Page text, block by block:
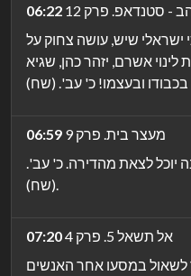
06:22
- סטנדאפ. פרק 12
שיש, עושה צחוק על
אשרם, יזהר כהן, שגיא
06:59
מעצר בית. פרק 9
לצאת מהדירה. כ' עב'.
(שח).
07:20
אל תשאל 5. פרק 4
במסעו אחר האנשים